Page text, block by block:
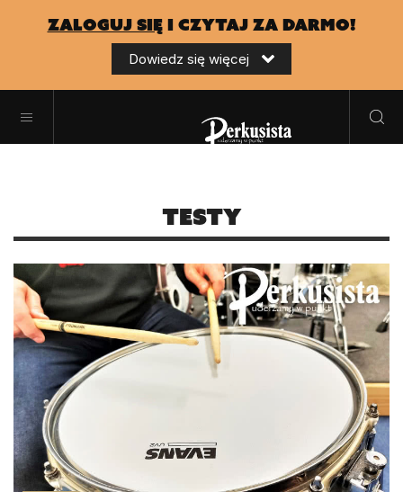
zaloguj sięi czytaj za darmo!
Dowiedz się więcej
Testy